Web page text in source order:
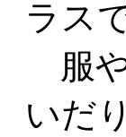
ラス
服や
いだ